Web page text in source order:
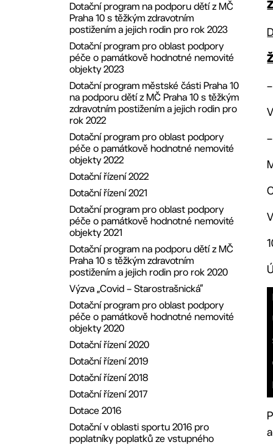
15. ZMČ dne 2.3.2020
14. ZMČ ze dne 27.1.2020
13. ZMČ ze dne 16. 12. 2019
10. ZMČ ze dne 23.9.2019
9. ZMČ ze dne 11.9.2019
8. ZMČ ze dne 24.6.2019
7. ZMČ ze dne 27.5.2019
6. ZMČ ze dne 29.4.2019
5. ZMČ ze dne 25.3.2019
4. ZMČ ze dne 25.2.2019
3. ZMČ ze dne 28.1.2019
2. ZMČ ze dne 10.12.2018
Dotační program na podporu dětí z MČ
Praha 10 s těžkým zdravotním
postižením a jejich rodin pro rok 2023
Dotační program pro oblast podpory
péče o památkově hodnotné nemovité
objekty 2023
Dotační program městské části Praha 10
na podporu dětí z MČ Praha 10 s těžkým
zdravotním postižením a jejich rodin pro
rok 2022
Dotační program pro oblast podpory
péče o památkově hodnotné nemovité
objekty 2022
Dotační řízení 2022
Dotační řízení 2021
Dotační program pro oblast podpory
péče o památkově hodnotné nemovité
objekty 2021
Dotační program na podporu dětí z MČ
Praha 10 s těžkým zdravotním
postižením a jejich rodin pro rok 2020
Výzva „Covid – Starostrašnická“
Dotační program pro oblast podpory
péče o památkově hodnotné nemovité
objekty 2020
Dotační řízení 2020
Dotační řízení 2019
Dotační řízení 2018
Dotační řízení 2017
Dotace 2016
Dotační v oblasti sportu 2016 pro
poplatníky poplatků ze vstupného